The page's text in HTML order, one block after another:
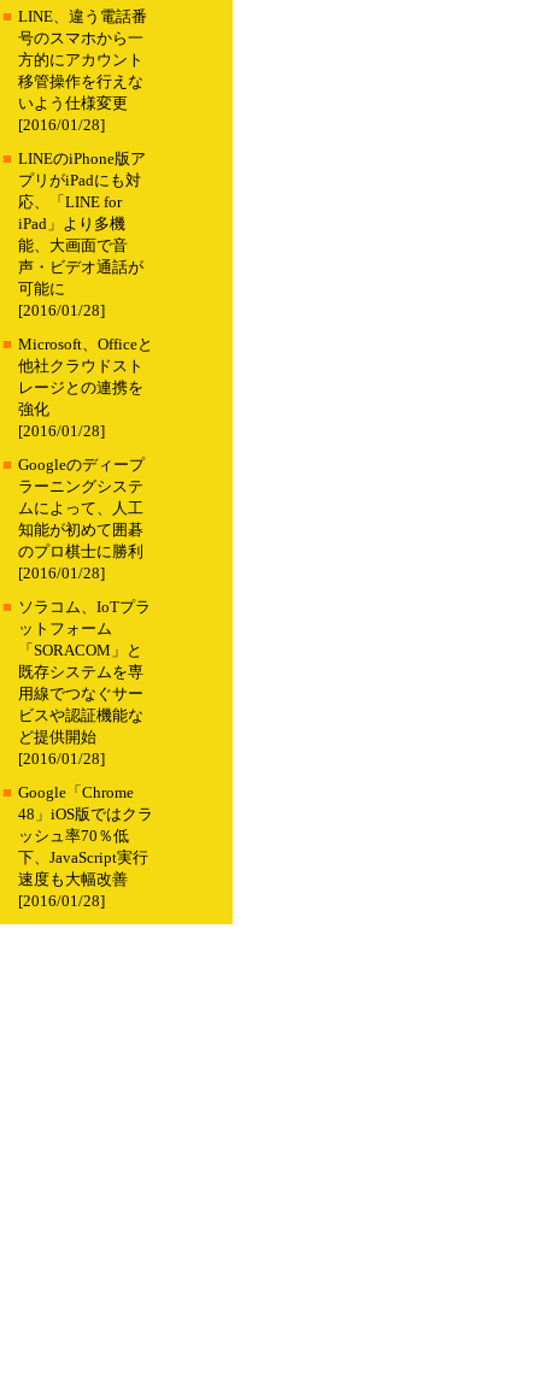
■ LINE、違う電話番
号のスマホから一
方的にアカウント
移管操作を行えな
いよう仕様変更
[2016/01/28]
■ LINEのiPhone版ア
プリがiPadにも対
応、「LINE for
iPad」より多機
能、大画面で音
声・ビデオ通話が
可能に
[2016/01/28]
■ Microsoft、Officeと
他社クラウドスト
レージとの連携を
強化
[2016/01/28]
■ Googleのディープ
ラーニングシステ
ムによって、人工
知能が初めて囲碁
のプロ棋士に勝利
[2016/01/28]
■ ソラコム、IoTプラ
ットフォーム
「SORACOM」と
既存システムを専
用線でつなぐサー
ビスや認証機能な
ど提供開始
[2016/01/28]
■ Google「Chrome
48」iOS版ではクラ
ッシュ率70％低
下、JavaScript実行
速度も大幅改善
[2016/01/28]